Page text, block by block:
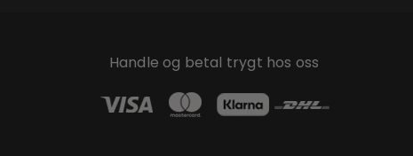
Handle og betal trygt hos oss